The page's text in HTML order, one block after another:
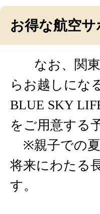
お得な航空
なお、関東
らお越しにな
BLUE SKY
をご用意する
※親子での夏
将来にわたる
す。